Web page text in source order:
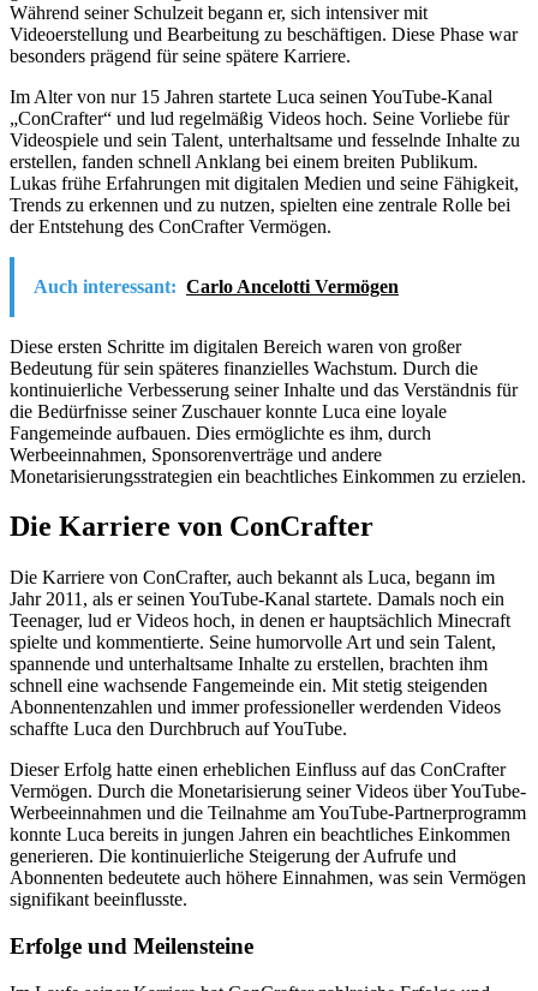
Während seiner Schulzeit begann er, sich intensiver mit
Videoerstellung und Bearbeitung zu beschäftigen. Diese Phase war
besonders prägend für seine spätere Karriere.
Im Alter von nur 15 Jahren startete Luca seinen YouTube-Kanal
„ConCrafter“ und lud regelmäßig Videos hoch. Seine Vorliebe für
Videospiele und sein Talent, unterhaltsame und fesselnde Inhalte zu
erstellen, fanden schnell Anklang bei einem breiten Publikum.
Lukas frühe Erfahrungen mit digitalen Medien und seine Fähigkeit,
Trends zu erkennen und zu nutzen, spielten eine zentrale Rolle bei
der Entstehung des ConCrafter Vermögen.
Auch interessant: Carlo Ancelotti Vermögen
Diese ersten Schritte im digitalen Bereich waren von großer
Bedeutung für sein späteres finanzielles Wachstum. Durch die
kontinuierliche Verbesserung seiner Inhalte und das Verständnis für
die Bedürfnisse seiner Zuschauer konnte Luca eine loyale
Fangemeinde aufbauen. Dies ermöglichte es ihm, durch
Werbeeinnahmen, Sponsorenverträge und andere
Monetarisierungsstrategien ein beachtliches Einkommen zu erzielen.
Die Karriere von ConCrafter
Die Karriere von ConCrafter, auch bekannt als Luca, begann im
Jahr 2011, als er seinen YouTube-Kanal startete. Damals noch ein
Teenager, lud er Videos hoch, in denen er hauptsächlich Minecraft
spielte und kommentierte. Seine humorvolle Art und sein Talent,
spannende und unterhaltsame Inhalte zu erstellen, brachten ihm
schnell eine wachsende Fangemeinde ein. Mit stetig steigenden
Abonnentenzahlen und immer professioneller werdenden Videos
schaffte Luca den Durchbruch auf YouTube.
Dieser Erfolg hatte einen erheblichen Einfluss auf das ConCrafter
Vermögen. Durch die Monetarisierung seiner Videos über YouTube-
Werbeeinnahmen und die Teilnahme am YouTube-Partnerprogramm
konnte Luca bereits in jungen Jahren ein beachtliches Einkommen
generieren. Die kontinuierliche Steigerung der Aufrufe und
Abonnenten bedeutete auch höhere Einnahmen, was sein Vermögen
signifikant beeinflusste.
Erfolge und Meilensteine